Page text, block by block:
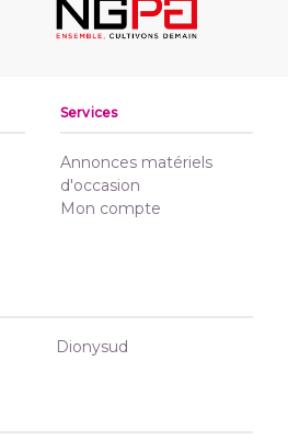
Services
Annonces matériels
d'occasion
Mon compte
Dionysud